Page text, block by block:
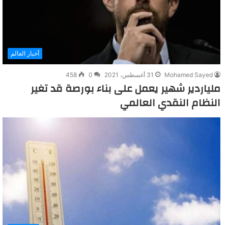
أخبار العالم
Mohamed Sayed 31 أغسطس، 2021 0
458
ملياردير شهير يعمل على بناء بورصة قد تغير
النظام النقدي العالمي